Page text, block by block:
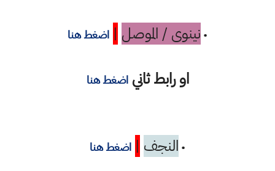
• نينوى / الموصل | اضغط هنا
او رابط ثاني اضغط هنا
• النجف | اضغط هنا